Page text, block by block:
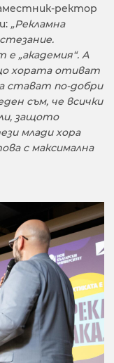
ректор
„Рекламна
„академия“. А
хората отиват
стават по-добри
съм, че всички
защото
млади хора
с максимална